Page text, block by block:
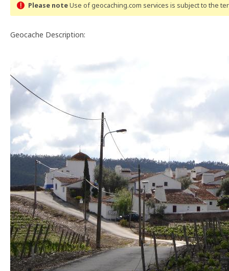
Please noteUse of geocaching.com services is subject to the
Geocache Description: